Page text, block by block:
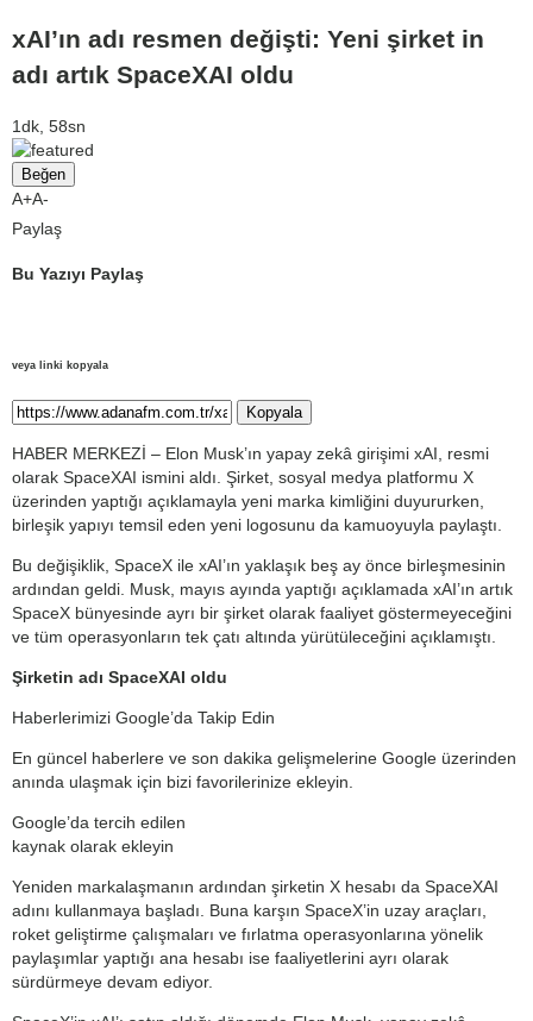
xAI’ın adı resmen değişti: Yeni şirket in
adı artık SpaceXAI oldu
1dk, 58sn
Beğen
A+A-
Paylaş
Bu Yazıyı Paylaş
veya linki kopyala
Kopyala
HABER MERKEZİ – Elon Musk’ın yapay zekâ girişimi xAI, resmi
olarak SpaceXAI ismini aldı. Şirket, sosyal medya platformu X
üzerinden yaptığı açıklamayla yeni marka kimliğini duyururken,
birleşik yapıyı temsil eden yeni logosunu da kamuoyuyla paylaştı.
Bu değişiklik, SpaceX ile xAI’ın yaklaşık beş ay önce birleşmesinin
ardından geldi. Musk, mayıs ayında yaptığı açıklamada xAI’ın artık
SpaceX bünyesinde ayrı bir şirket olarak faaliyet göstermeyeceğini
ve tüm operasyonların tek çatı altında yürütüleceğini açıklamıştı.
Şirketin adı SpaceXAI oldu
Haberlerimizi Google’da Takip Edin
En güncel haberlere ve son dakika gelişmelerine Google üzerinden
anında ulaşmak için bizi favorilerinize ekleyin.
Google’da tercih edilen
kaynak olarak ekleyin
Yeniden markalaşmanın ardından şirketin X hesabı da SpaceXAI
adını kullanmaya başladı. Buna karşın SpaceX’in uzay araçları,
roket geliştirme çalışmaları ve fırlatma operasyonlarına yönelik
paylaşımlar yaptığı ana hesabı ise faaliyetlerini ayrı olarak
sürdürmeye devam ediyor.